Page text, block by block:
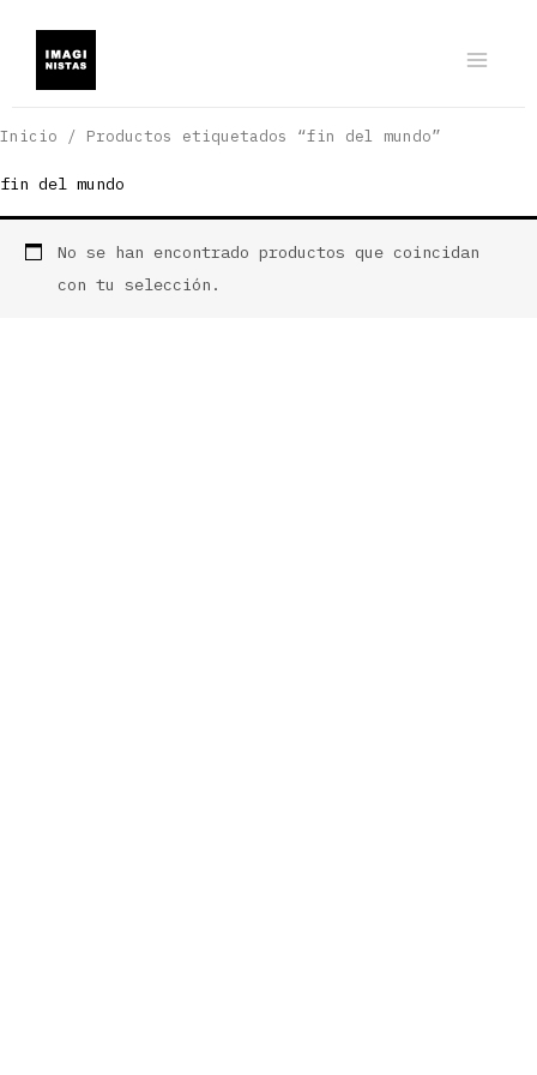
contenido
Inicio / Productos etiquetados “fin del mundo”
fin del mundo
No se han encontrado productos que coincidan
con tu selección.